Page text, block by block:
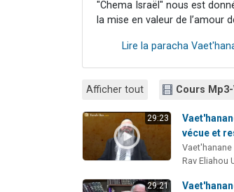
"Chema Israël" nous est
la mise en valeur de l’amour
Lire la paracha
Afficher tout Cours
29:23
vécue et
Vaet'hanane
Rav Eliahou
29:21